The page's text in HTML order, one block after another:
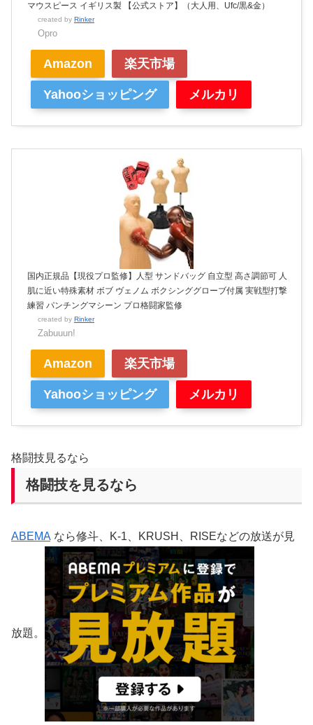
マウスピース イギリス製 【公式ストア】（大人用、Ufc/黒&金）
created by Rinker
Opro
Amazon 楽天市場
Yahooショッピング メルカリ
国内正規品【現役プロ監修】人型 サンドバッグ 自立型 高さ調節可 人
肌に近い特殊素材 ボブ ヴェノム ボクシンググローブ付属 実戦型打撃
練習 パンチングマシーン プロ格闘家監修
created by Rinker
Zabuuun!
Amazon 楽天市場
Yahooショッピング メルカリ
格闘技見るなら
格闘技を見るなら
ABEMA なら修斗、K-1、KRUSH、RISEなどの放送が見
放題。